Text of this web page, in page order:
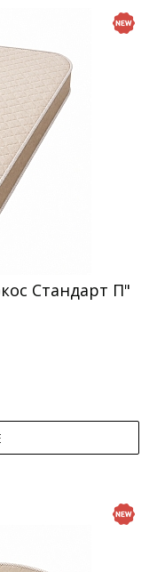
Стандарт П"